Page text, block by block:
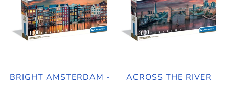
BRIGHT AMSTERDAM -
ACROSS THE RIVER